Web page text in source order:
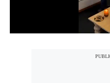
Términos